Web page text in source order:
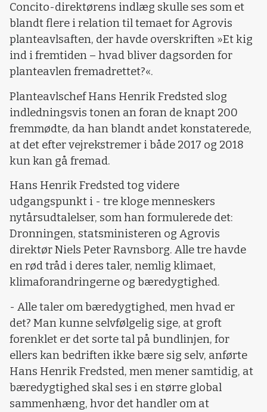
Concito-direktørens indlæg skulle ses som et
blandt flere i relation til temaet for Agrovis
planteavlsaften, der havde overskriften »Et kig
ind i fremtiden – hvad bliver dagsorden for
planteavlen fremadrettet?«.
Planteavlschef Hans Henrik Fredsted slog
indledningsvis tonen an foran de knapt 200
fremmødte, da han blandt andet konstaterede,
at det efter vejrekstremer i både 2017 og 2018
kun kan gå fremad.
Hans Henrik Fredsted tog videre
udgangspunkt i - tre kloge menneskers
nytårsudtalelser, som han formulerede det:
Dronningen, statsministeren og Agrovis
direktør Niels Peter Ravnsborg. Alle tre havde
en rød tråd i deres taler, nemlig klimaet,
klimaforandringerne og bæredygtighed.
- Alle taler om bæredygtighed, men hvad er
det? Man kunne selvfølgelig sige, at groft
forenklet er det sorte tal på bundlinjen, for
ellers kan bedriften ikke bære sig selv, anførte
Hans Henrik Fredsted, men mener samtidig, at
bæredygtighed skal ses i en større global
sammenhæng, hvor det handler om at